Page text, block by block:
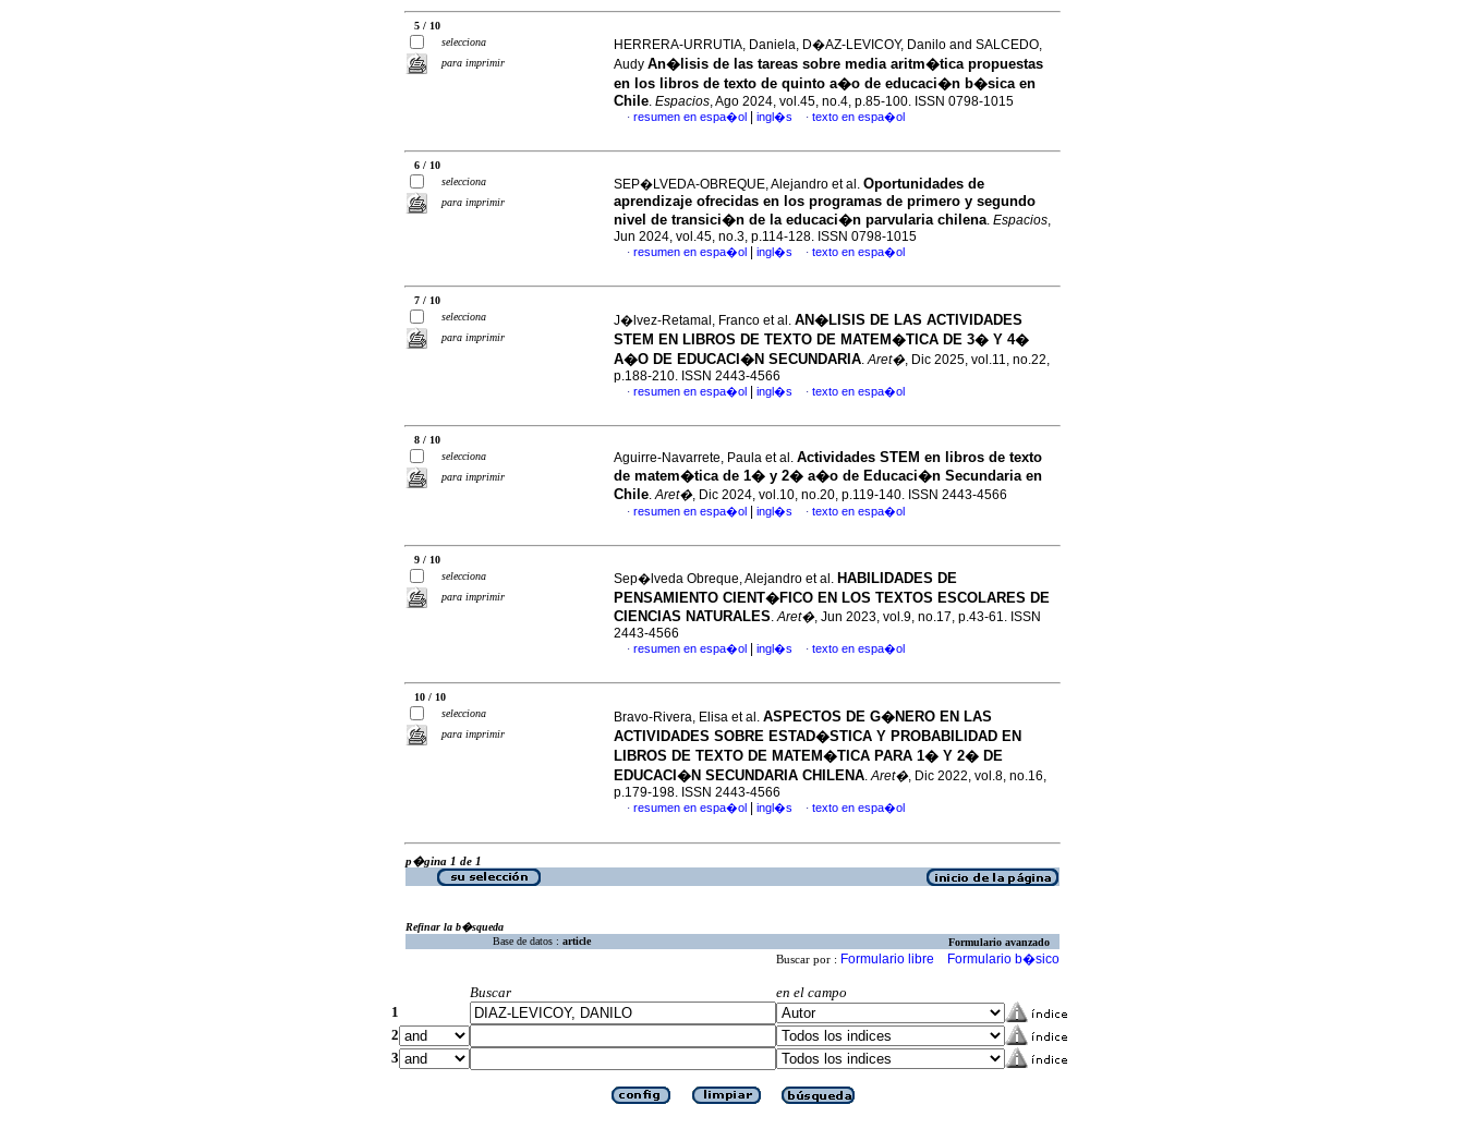
5 / 10
selecciona
para imprimir
HERRERA-URRUTIA, Daniela, D�AZ-LEVICOY, Danilo and SALCEDO,
Audy An�lisis de las tareas sobre media aritm�tica propuestas
en los libros de texto de quinto a�o de educaci�n b�sica en
Chile. Espacios, Ago 2024, vol.45, no.4, p.85-100. ISSN 0798-1015
· resumen en espa�ol ingl�s · texto en espa�ol
6 / 10
selecciona
para imprimir
SEP�LVEDA-OBREQUE, Alejandro et al. Oportunidades de
aprendizaje ofrecidas en los programas de primero y segundo
nivel de transici�n de la educaci�n parvularia chilena. Espacios,
Jun 2024, vol.45, no.3, p.114-128. ISSN 0798-1015
· resumen en espa�ol ingl�s · texto en espa�ol
7 / 10
selecciona
para imprimir
J�lvez-Retamal, Franco et al. AN�LISIS DE LAS ACTIVIDADES
STEM EN LIBROS DE TEXTO DE MATEM�TICA DE 3� Y 4�
A�O DE EDUCACI�N SECUNDARIA.Aret�, Dic 2025, vol.11, no.22,
p.188-210. ISSN 2443-4566
· resumen en espa�ol ingl�s · texto en espa�ol
8 / 10
selecciona
para imprimir
Aguirre-Navarrete, Paula et al. Actividades STEM en libros de texto
de matem�tica de 1� y 2� a�o de Educaci�n Secundaria en
Chile.Aret�, Dic 2024, vol.10, no.20, p.119-140. ISSN 2443-4566
· resumen en espa�ol ingl�s · texto en espa�ol
9 / 10
selecciona
para imprimir
Sep�lveda Obreque, Alejandro et al. HABILIDADES DE
PENSAMIENTO CIENT�FICO EN LOS TEXTOS ESCOLARES DE
CIENCIAS NATURALES.Aret�, Jun 2023, vol.9, no.17, p.43-61. ISSN
2443-4566
· resumen en espa�ol ingl�s · texto en espa�ol
10 / 10
selecciona
para imprimir
Bravo-Rivera, Elisa et al. ASPECTOS DE G�NERO EN LAS
ACTIVIDADES SOBRE ESTAD�STICA Y PROBABILIDAD EN
LIBROS DE TEXTO DE MATEM�TICA PARA 1� Y 2� DE
EDUCACI�N SECUNDARIA CHILENA.Aret�, Dic 2022, vol.8, no.16,
p.179-198. ISSN 2443-4566
· resumen en espa�ol ingl�s · texto en espa�ol
p�gina 1 de 1
Refinar la b�squeda
Base de datos : article Formulario avanzado
Buscar por : Formulario libre Formulario b�sico
Buscar
en el campo
1
2
3